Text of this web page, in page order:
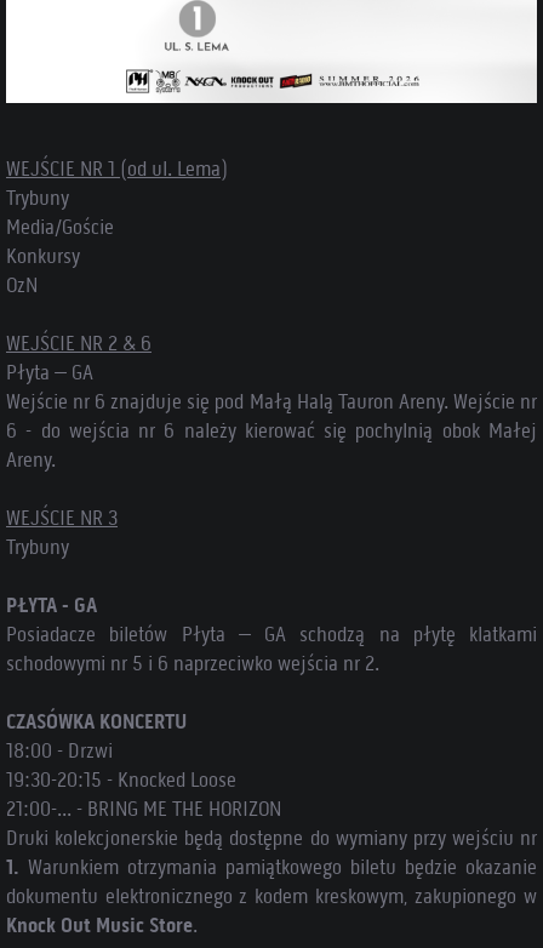
WEJŚCIE NR 1 (od ul. Lema)
Trybuny
Media/Goście
Konkursy
OzN
WEJŚCIE NR 2 & 6
Płyta – GA
Wejście nr 6 znajduje się pod Małą Halą Tauron Areny. Wejście nr
6 - do wejścia nr 6 należy kierować się pochylnią obok Małej
Areny.
WEJŚCIE NR 3
Trybuny
PŁYTA - GA
Posiadacze biletów Płyta – GA schodzą na płytę klatkami
schodowymi nr 5 i 6 naprzeciwko wejścia nr 2.
CZASÓWKA KONCERTU
18:00 - Drzwi
19:30-20:15 - Knocked Loose
21:00-... - BRING ME THE HORIZON
Druki kolekcjonerskie będą dostępne do wymiany przy wejściu nr
1. Warunkiem otrzymania pamiątkowego biletu będzie okazanie
dokumentu elektronicznego z kodem kreskowym, zakupionego w
Knock Out Music Store.